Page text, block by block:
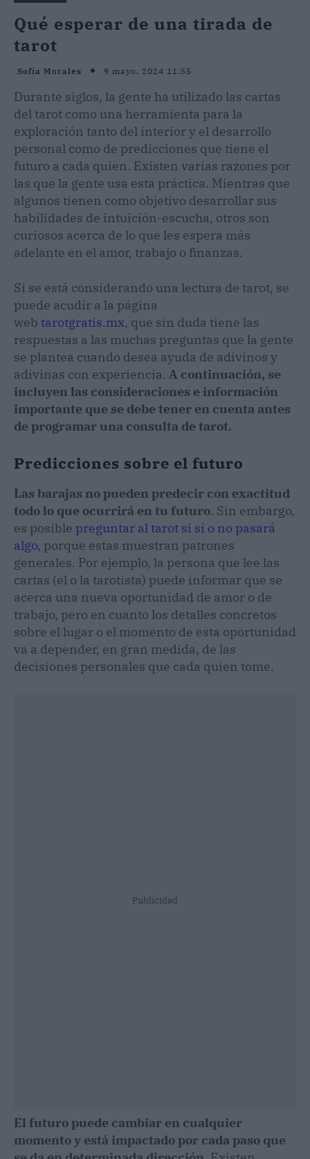
Qué esperar de una tirada de
tarot
Sofía Morales 9 mayo, 2024 11:55
Durante siglos, la gente ha utilizado las cartas
del tarot como una herramienta para la
exploración tanto del interior y el desarrollo
personal como de predicciones que tiene el
futuro a cada quien. Existen varias razones por
las que la gente usa esta práctica. Mientras que
algunos tienen como objetivo desarrollar sus
habilidades de intuición-escucha, otros son
curiosos acerca de lo que les espera más
adelante en el amor, trabajo o finanzas.
Si se está considerando una lectura de tarot, se
puede acudir a la página
web tarotgratis.mx, que sin duda tiene las
respuestas a las muchas preguntas que la gente
se plantea cuando desea ayuda de adivinos y
adivinas con experiencia. A continuación, se
incluyen las consideraciones e información
importante que se debe tener en cuenta antes
de programar una consulta de tarot.
Predicciones sobre el futuro
Las barajas no pueden predecir con exactitud
todo lo que ocurrirá en tu futuro. Sin embargo,
es posible preguntar al tarot si sí o no pasará
algo, porque estas muestran patrones
generales. Por ejemplo, la persona que lee las
cartas (el o la tarotista) puede informar que se
acerca una nueva oportunidad de amor o de
trabajo, pero en cuanto los detalles concretos
sobre el lugar o el momento de esta oportunidad
va a depender, en gran medida, de las
decisiones personales que cada quien tome.
Publicidad
El futuro puede cambiar en cualquier
momento y está impactado por cada paso que